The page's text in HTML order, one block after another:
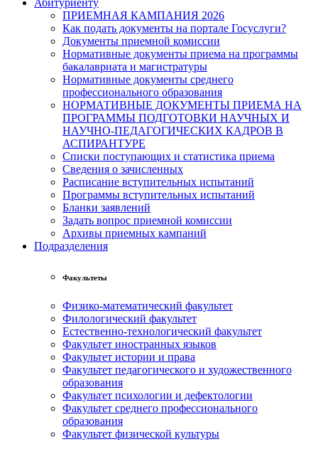
Абитуриенту
ПРИЕМНАЯ КАМПАНИЯ 2026
Как подать документы на портале Госуслуги?
Документы приемной комиссии
Нормативные документы приема на программы
бакалавриата и магистратуры
Нормативные документы среднего
профессионального образования
НОРМАТИВНЫЕ ДОКУМЕНТЫ ПРИЕМА НА
ПРОГРАММЫ ПОДГОТОВКИ НАУЧНЫХ И
НАУЧНО-ПЕДАГОГИЧЕСКИХ КАДРОВ В
АСПИРАНТУРЕ
Списки поступающих и статистика приема
Сведения о зачисленных
Расписание вступительных испытаний
Программы вступительных испытаний
Бланки заявлений
Задать вопрос приемной комиссии
Архивы приемных кампаний
Подразделения
Факультеты
Физико-математический факультет
Филологический факультет
Естественно-технологический факультет
Факультет иностранных языков
Факультет истории и права
Факультет педагогического и художественного
образования
Факультет психологии и дефектологии
Факультет среднего профессионального
образования
Факультет физической культуры